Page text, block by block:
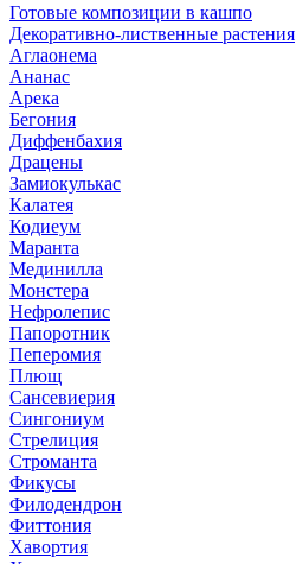
Готовые композиции в кашпо
Декоративно-лиственные растения
Аглаонема
Ананас
Арека
Бегония
Диффенбахия
Драцены
Замиокулькас
Калатея
Кодиеум
Маранта
Мединилла
Монстера
Нефролепис
Папоротник
Пеперомия
Плющ
Сансевиерия
Сингониум
Стрелиция
Строманта
Фикусы
Филодендрон
Фиттония
Хавортия